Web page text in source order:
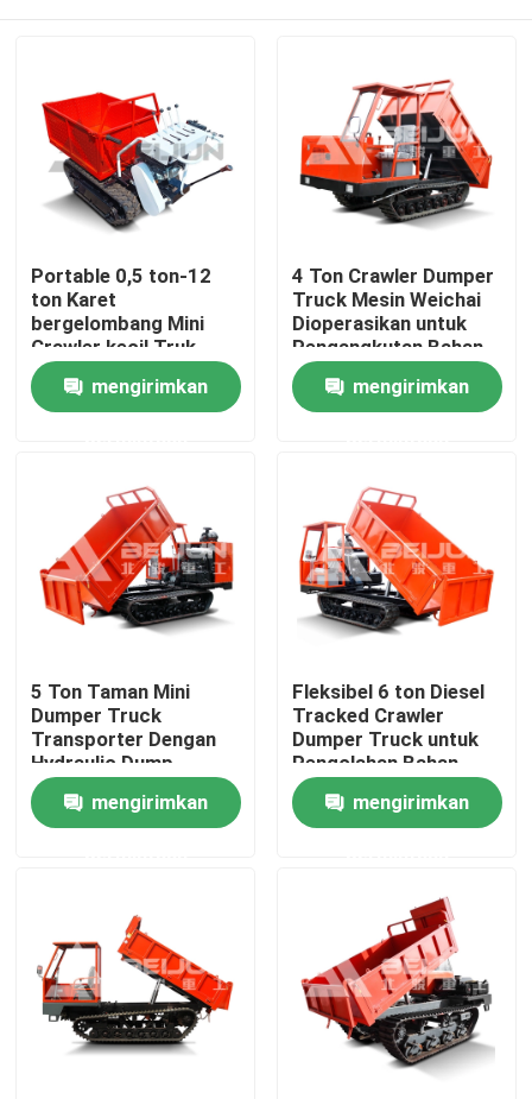
Rumah
Tentang kita
Kontak
video
Truk Dump Bawah Tanah
Truk Artikulasi Bawah Tanah
Truk Crawler Dumper
Portable 0,5 ton-12
ton Karet
bergelombang Mini
Crawler kecil Truk
Pengangkut Diesel
mengirimkan
4 Ton Crawler Dumper
Truck Mesin Weichai
Dioperasikan untuk
Pengangkutan Bahan
Lemes
mengirimkan
5 Ton Taman Mini
Dumper Truck
Transporter Dengan
Hydraulic Dump
mengirimkan
Fleksibel 6 ton Diesel
Tracked Crawler
Dumper Truck untuk
Pengolahan Bahan
Lemes
mengirimkan